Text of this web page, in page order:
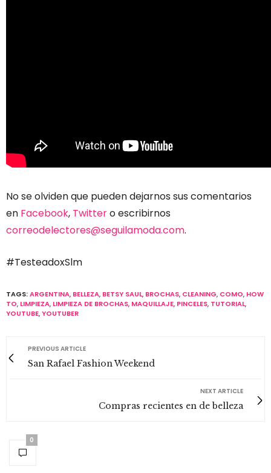
No se olviden que pueden dejarnos sus comentarios
en Facebook, Twittero escribirnos
correodelectores@seguilamoda.com.
#TesteadoxSlm
TAGS:ARGENTINA, BELLEZA, BETSY SAUL, BROCHAS, CLEANING, COMO, HOW
TO, LIMPIEZA, LIMPIEZA DE BROCHAS, MAQUILLAJE, PINCELES, TUTORIAL,
YOUTUBE,YOUTUBER
PREVIOUS ARTICLE
San Rafael Fashion Weekend
NEXT ARTICLE
Compras recientes en de belleza
0